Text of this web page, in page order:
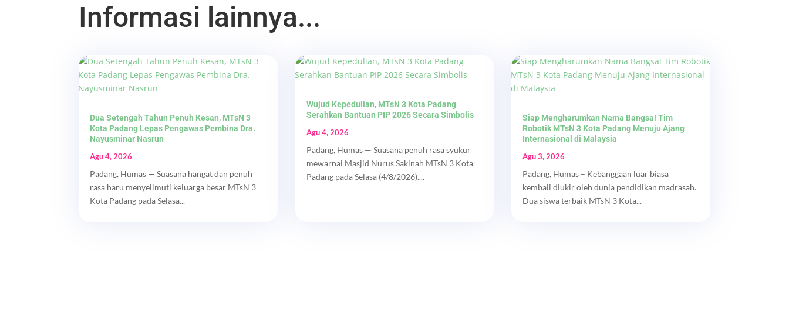
Informasi lainnya...
Dua Setengah Tahun Penuh Kesan, MTsN 3
Kota Padang Lepas Pengawas Pembina Dra.
Nayusminar Nasrun
Agu 4, 2026
Padang, Humas — Suasana hangat dan penuh
rasa haru menyelimuti keluarga besar MTsN 3
Kota Padang pada Selasa...
Wujud Kepedulian, MTsN 3 Kota Padang
Serahkan Bantuan PIP 2026 Secara Simbolis
Agu 4, 2026
Padang, Humas — Suasana penuh rasa syukur
mewarnai Masjid Nurus Sakinah MTsN 3 Kota
Padang pada Selasa (4/8/2026)....
Siap Mengharumkan Nama Bangsa! Tim
Robotik MTsN 3 Kota Padang Menuju Ajang
Internasional di Malaysia
Agu 3, 2026
Padang, Humas – Kebanggaan luar biasa
kembali diukir oleh dunia pendidikan madrasah.
Dua siswa terbaik MTsN 3 Kota...